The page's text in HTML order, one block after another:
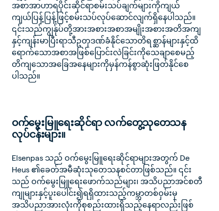
အစာအာဟာရပိုင်းဆိုင်ရာစမ်းသပ်ချက်များကိုကျယ်
ကျယ်ပြန့်ပြန့်ဖြင့်စမ်းသပ်လုပ်ဆောင်လျက်ရှိနေပါသည်။
၎င်းသည်ကျွန်ုပ်တို့အားအစားအစာအမျိုးအစားအတိအကျ
နှင့်ကျန်းမာပြီးရာသီဥတုဒဏ်ခံနိုင်သောတိရစ္ဆာန်များနှင့်ထိ
ရောက်သောအစာအဖြစ်ပြောင်းလဲခြင်းကိုသေချာစေမည့်
တိကျသောအခြေအနေများကိုမှန်ကန်စွာဆုံးဖြတ်နိုင်စေ
ပါသည်။
ဝက်မွေးမြူရေးဆိုင်ရာ လက်တွေ့သုတေသန
လုပ်ငန်းများ။
Elsenpas သည် ဝက်မွေးမြူရေးဆိုင်ရာများအတွက် De
Heus ၏ခေတ်အမီဆုံးသုတေသနစင်တာဖြစ်သည်။ ၎င်း
သည် ဝက်မွေးမြူရေးဖောက်သည်များ၊ အသိပညာအင်စတီ
ကျုများနှင့်ပူးပေါင်း၍ရရှိထားသည့်ကမ္ဘာတစ်ဝှမ်းမှ
အသိပညာအားလုံးကိုစုစည်းထားရှိသည့်နေရာလည်းဖြစ်